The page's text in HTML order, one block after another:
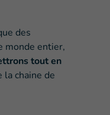
des
monde entier,
tout en
chaine de